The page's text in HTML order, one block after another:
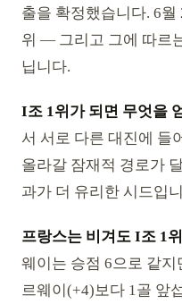
출을 확정했습니다. 6
위 — 그리고 그에 따르
닙니다.
I조 1위가 되면 무엇을
서 서로 다른 대진에 들
올라갈 잠재적 경로가
과가 더 유리한 시드입
프랑스는 비겨도 I조 1
웨이는 승점 6으로 같
르웨이(+4)보다 1골 앞